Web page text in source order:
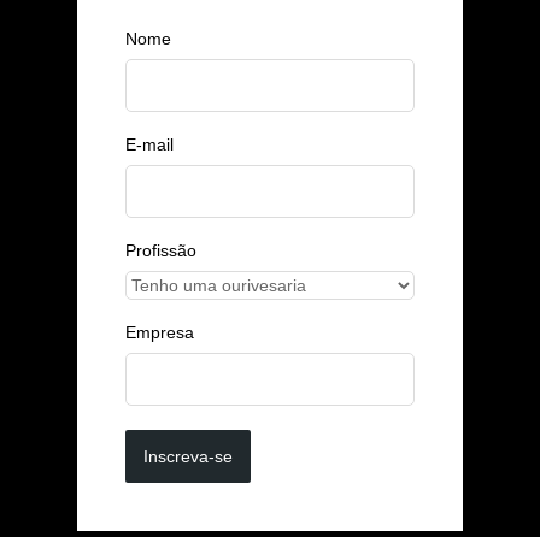
Nome
E-mail
Profissão
Empresa
Inscreva-se